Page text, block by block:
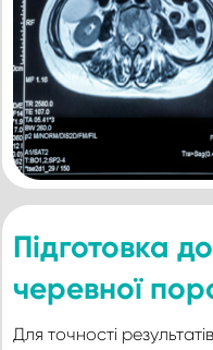
Підготовка
черевної
Для точності